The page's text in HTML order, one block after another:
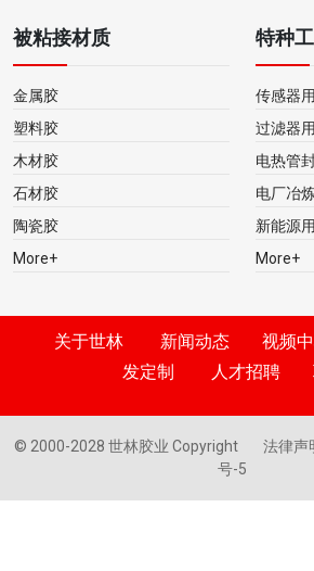
被粘接材质
金属胶
塑料胶
木材胶
石材胶
陶瓷胶
More+
特种
传感器
过滤器
电热管
电厂冶
新能源
More+
关于世林 新闻动态 视频
发定制
人才招聘
© 2000-2028 世林胶业 Copyright 法律声
号-5